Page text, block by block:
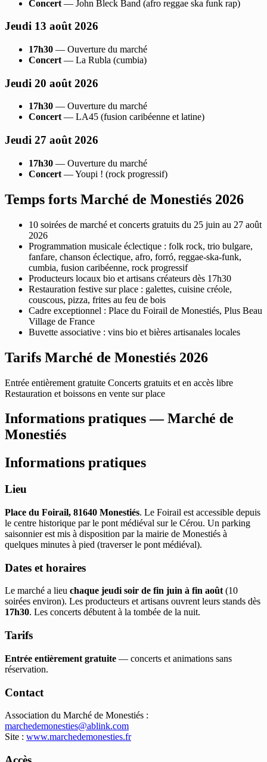
Concert — John Bleck Band (afro reggae ska funk rap)
Jeudi 13 août 2026
17h30 — Ouverture du marché
Concert — La Rubla (cumbia)
Jeudi 20 août 2026
17h30 — Ouverture du marché
Concert— LA45 (fusion caribéenne et latine)
Jeudi 27 août 2026
17h30 — Ouverture du marché
Concert — Youpi ! (rock progressif)
Temps forts Marché de Monestiés 2026
10 soirées de marché et concerts gratuits du 25 juin au 27 août
2026
Programmation musicale éclectique : folk rock, trio bulgare,
fanfare, chanson éclectique, afro, forró, reggae-ska-funk,
cumbia, fusion caribéenne, rock progressif
Producteurs locaux bio et artisans créateurs dès 17h30
Restauration festive sur place : galettes, cuisine créole,
couscous, pizza, frites au feu de bois
Cadre exceptionnel : Place du Foirail de Monestiés, Plus Beau
Village de France
Buvette associative : vins bio et bières artisanales locales
Tarifs Marché de Monestiés 2026
Entrée entièrement gratuite Concerts gratuits et en accès libre
Restauration et boissons en vente sur place
Informations pratiques — Marché de
Monestiés
Informations pratiques
Lieu
Place du Foirail, 81640 Monestiés. Le Foirail est accessible depuis
le centre historique par le pont médiéval sur le Cérou. Un parking
saisonnier est mis à disposition par la mairie de Monestiés à
quelques minutes à pied (traverser le pont médiéval).
Dates et horaires
Le marché a lieu chaque jeudi soir de fin juin à fin août(10
soirées environ). Les producteurs et artisans ouvrent leurs stands dès
17h30. Les concerts débutent à la tombée de la nuit.
Tarifs
Entrée entièrement gratuite — concerts et animations sans
réservation.
Contact
Association du Marché de Monestiés :
marchedemonesties@ablink.com
Site : www.marchedemonesties.fr